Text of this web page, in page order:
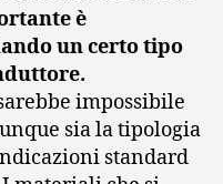
è
un certo tipo
impossibile
sia la tipologia
standard